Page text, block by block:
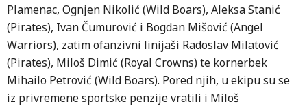
Plamenac, Ognjen Nikolić (Wild Boars), Aleksa Stanić
(Pirates), Ivan Čumurović i Bogdan Mišović (Angel
Warriors), zatim ofanzivni linijaši Radoslav Milatović
(Pirates), Miloš Dimić (Royal Crowns) te kornerbek
Mihailo Petrović (Wild Boars). Pored njih, u ekipu su se
iz privremene sportske penzije vratili i Miloš